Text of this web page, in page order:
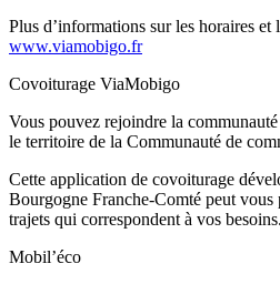
Plus d’informations sur les horaires et
www.viamobigo.fr
Covoiturage ViaMobigo
Vous pouvez rejoindre la
le territoire de la Communauté de
Cette application de covoiturage
Bourgogne Franche-Comté peut vous
trajets qui correspondent à vos besoins.
Mobil’éco